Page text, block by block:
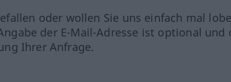
oder wollen Sie uns einfach mal
der E-Mail-Adresse ist optional und
Ihrer Anfrage.